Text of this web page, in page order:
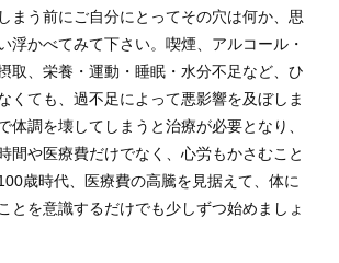
まう前にご自分にとってその穴は何か、思
浮かべてみて下さい。喫煙、アルコール・
取、栄養・運動・睡眠・水分不足など、ひ
くても、過不足によって悪影響を及ぼしま
体調を壊してしまうと治療が必要となり、
間や医療費だけでなく、心労もかさむこと
歳時代、医療費の高騰を見据えて、体に
とを意識するだけでも少しずつ始めましょ